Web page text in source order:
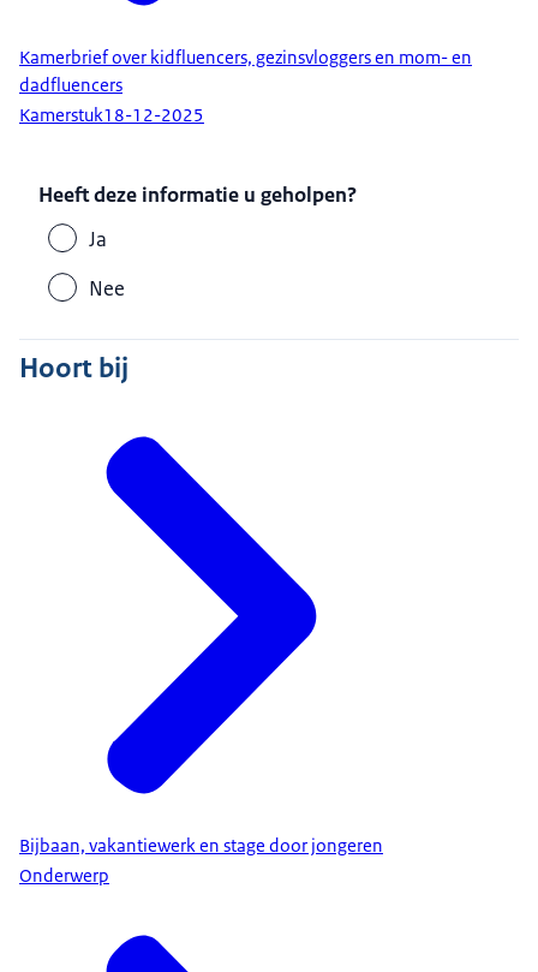
Kamerbrief over kidfluencers, gezinsvloggers en mom- en
dadfluencers
Kamerstuk18-12-2025
Heeft deze informatie u geholpen?
Ja
Nee
Hoort bij
Bijbaan, vakantiewerk en stage door jongeren
Onderwerp